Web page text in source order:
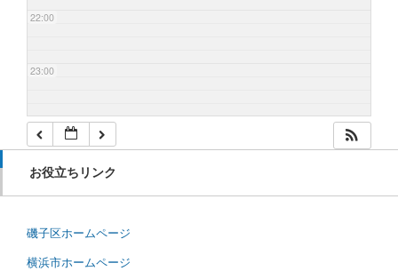
22:00
23:00
お役立ちリンク
磯子区ホームページ
横浜市ホームページ